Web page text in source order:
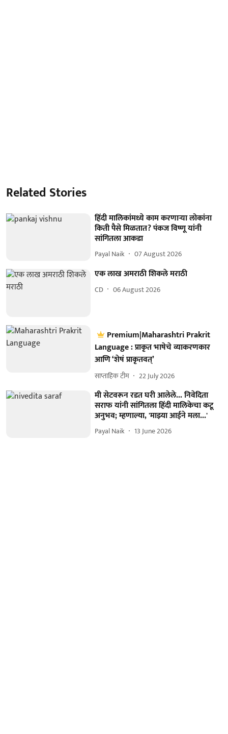
Related Stories
हिंदी मालिकांमध्ये काम करणाऱ्या लोकांना
किती पैसे मिळतात? पंकज विष्णू यांनी
सांगितला आकडा
Payal Naik 07 August 2026
एक लाख अमराठी शिकले मराठी
CD 06 August 2026
Premium|Maharashtri Prakrit
Language : प्राकृत भाषेचे व्याकरणकार
आणि ‘शेषं प्राकृतवत्’
साप्ताहिक टीम 22 July 2026
मी सेटवरून रडत घरी आलेले... निवेदिता
सराफ यांनी सांगितला हिंदी मालिकेचा कटू
अनुभव; म्हणाल्या, 'माझ्या आईने मला...'
Payal Naik 13 June 2026